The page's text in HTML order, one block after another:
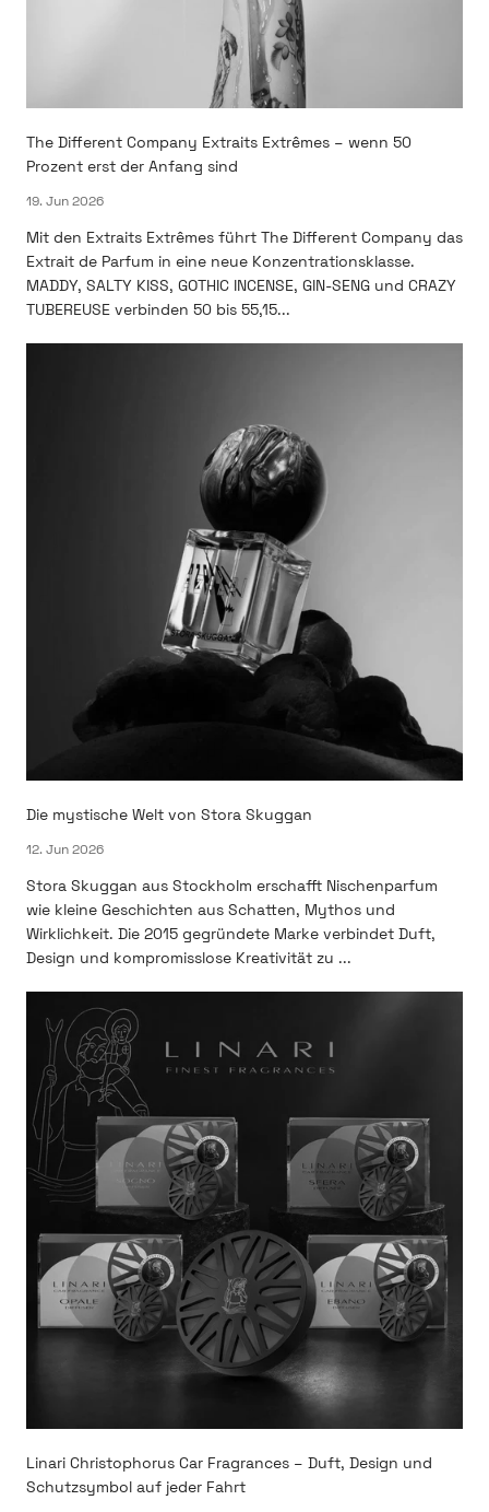
The Different Company Extraits Extrêmes – wenn 50
Prozent erst der Anfang sind
19. Jun 2026
Mit den Extraits Extrêmes führt The Different Company das
Extrait de Parfum in eine neue Konzentrationsklasse.
MADDY, SALTY KISS, GOTHIC INCENSE, GIN-SENG und CRAZY
TUBEREUSE verbinden 50 bis 55,15...
Die mystische Welt von Stora Skuggan
12. Jun 2026
Stora Skuggan aus Stockholm erschafft Nischenparfum
wie kleine Geschichten aus Schatten, Mythos und
Wirklichkeit. Die 2015 gegründete Marke verbindet Duft,
Design und kompromisslose Kreativität zu ...
Linari Christophorus Car Fragrances – Duft, Design und
Schutzsymbol auf jeder Fahrt